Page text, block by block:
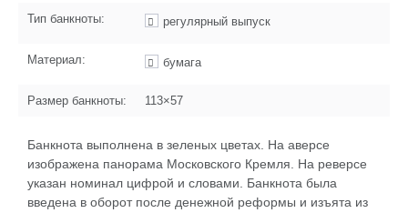
Тип банкноты: регулярный выпуск
Материал: бумага
Размер банкноты: 113×57
Банкнота выполнена в зеленых цветах. На аверсе
изображена панорама Московского Кремля. На реверсе
указан номинал цифрой и словами. Банкнота была
введена в оборот после денежной реформы и изъята из